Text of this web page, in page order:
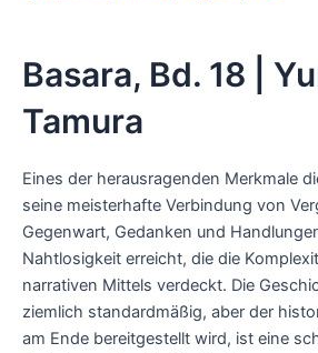
Basara, Bd. 18 |
Tamura
Eines der herausragenden Merkmale
seine meisterhafte Verbindung von
Gegenwart, Gedanken und
Nahtlosigkeit erreicht, die die
narrativen Mittels verdeckt. Die
ziemlich standardmäßig, aber der
am Ende bereitgestellt wird, ist eine